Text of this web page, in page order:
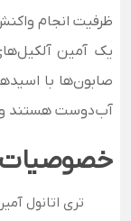
ظرفیت انجام
یک آمین
صابون‌ها با
آب‌دوست هستند و
خصوصیات
تری اتانول